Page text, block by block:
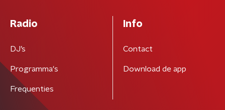
Radio
DJ’s
Programma's
Frequenties
Info
Contact
Download de app